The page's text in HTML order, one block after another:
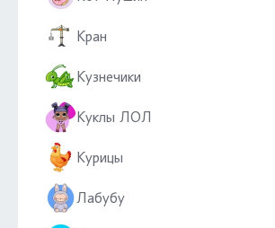
Кран
Кузнечики
Куклы ЛОЛ
Курицы
Лабубу